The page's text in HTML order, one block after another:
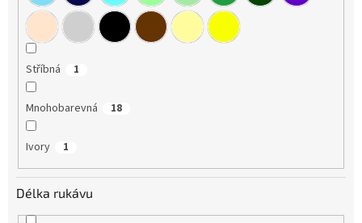
Stříbná 1
Mnohobarevná 18
Ivory 1
Délka rukávu